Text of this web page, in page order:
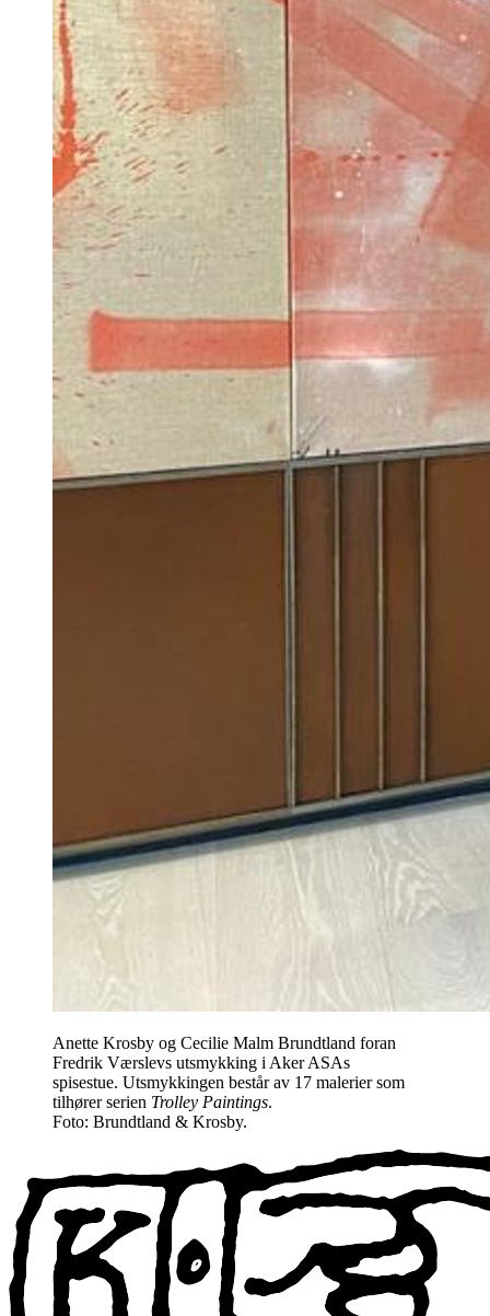
Anette Krosby og Cecilie Malm Brundtland foran
Fredrik Værslevs utsmykking i Aker ASAs
spisestue. Utsmykkingen består av 17 malerier som
tilhører serien Trolley Paintings.
Foto: Brundtland & Krosby.